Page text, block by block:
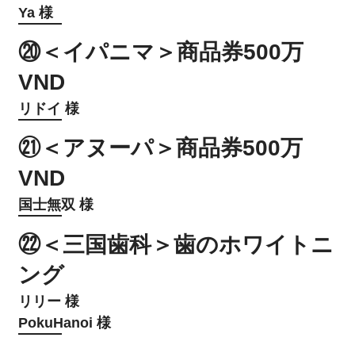
Ya 様
⑳＜イパニマ＞商品券500万
VND
リドイ 様
㉑＜アヌーパ＞商品券500万
VND
国士無双 様
㉒＜三国歯科＞歯のホワイトニ
ング
リリー 様
PokuHanoi 様